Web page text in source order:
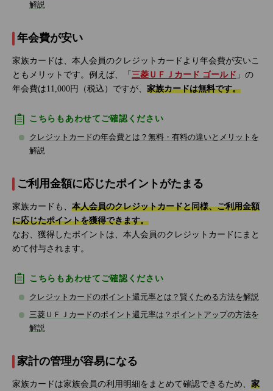
解説
年会費が安い
家族カードは、本人会員のクレジットカードより年会費が安いこ
ともメリットです。例えば、「 三菱ＵＦＪカード ゴールド 」の
年会費は11,000円（税込）ですが、 家族カードは無料です。
こちらもあわせてご確認ください
クレジットカードの年会費とは？無料・有料の違いとメリットを
解説
ご利用金額に応じたポイントがたまる
家族カードも、 本人会員のクレジットカードと同様、ご利用金額
に応じたポイントを獲得できます。
なお、獲得したポイントは、本人会員のクレジットカードにまと
めて付与されます。
こちらもあわせてご確認ください
クレジットカードのポイント還元率とは？賢くためる方法を解説
三菱ＵＦＪカードのポイント還元率は？ポイントアップの方法を
解説
家計の管理が容易になる
家族カードは家族会員の利用明細をまとめて確認できるため、 家